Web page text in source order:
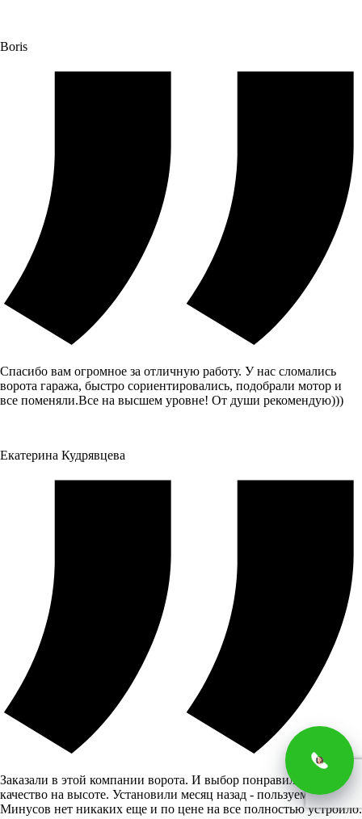
Boris
Спасибо вам огромное за отличную работу. У нас сломались
ворота гаража, быстро сориентировались, подобрали мотор и
все поменяли.Все на высшем уровне! От души рекомендую)))
Екатерина Кудрявцева
Заказали в этой компании ворота. И выбор понравился и
качество на высоте. Установили месяц назад - пользуемся.
Минусов нет никаких еще и по цене на все полностью устроило.